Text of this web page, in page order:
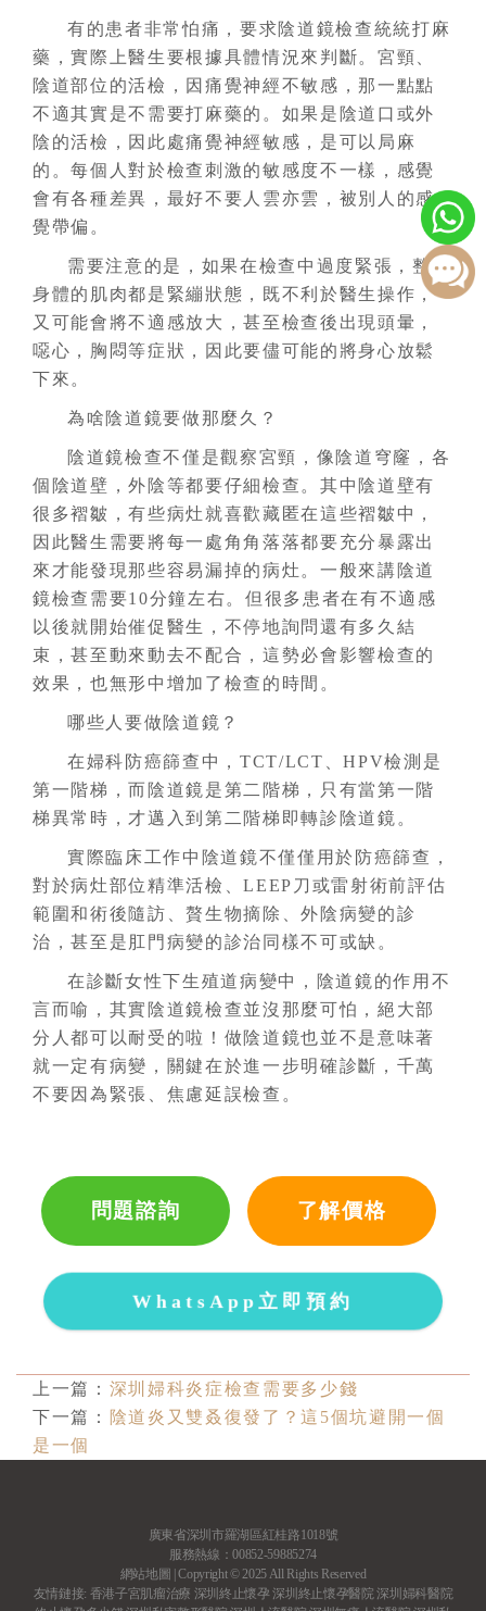
有的患者非常怕痛，要求陰道鏡檢查統統打麻
藥，實際上醫生要根據具體情況來判斷。宮頸、
陰道部位的活檢，因痛覺神經不敏感，那一點點
不適其實是不需要打麻藥的。如果是陰道口或外
陰的活檢，因此處痛覺神經敏感，是可以局麻
的。每個人對於檢查刺激的敏感度不一樣，感覺
會有各種差異，最好不要人雲亦雲，被別人的感
覺帶偏。
需要注意的是，如果在檢查中過度緊張，整個
身體的肌肉都是緊繃狀態，既不利於醫生操作，
又可能會將不適感放大，甚至檢查後出現頭暈，
噁心，胸悶等症狀，因此要儘可能的將身心放鬆
下來。
為啥陰道鏡要做那麼久？
陰道鏡檢查不僅是觀察宮頸，像陰道穹窿，各
個陰道壁，外陰等都要仔細檢查。其中陰道壁有
很多褶皺，有些病灶就喜歡藏匿在這些褶皺中，
因此醫生需要將每一處角角落落都要充分暴露出
來才能發現那些容易漏掉的病灶。一般來講陰道
鏡檢查需要10分鐘左右。但很多患者在有不適感
以後就開始催促醫生，不停地詢問還有多久結
束，甚至動來動去不配合，這勢必會影響檢查的
效果，也無形中增加了檢查的時間。
哪些人要做陰道鏡？
在婦科防癌篩查中，TCT/LCT、HPV檢測是
第一階梯，而陰道鏡是第二階梯，只有當第一階
梯異常時，才邁入到第二階梯即轉診陰道鏡。
實際臨床工作中陰道鏡不僅僅用於防癌篩查，
對於病灶部位精準活檢、LEEP刀或雷射術前評估
範圍和術後隨訪、贅生物摘除、外陰病變的診
治，甚至是肛門病變的診治同樣不可或缺。
在診斷女性下生殖道病變中，陰道鏡的作用不
言而喻，其實陰道鏡檢查並沒那麼可怕，絕大部
分人都可以耐受的啦！做陰道鏡也並不是意味著
就一定有病變，關鍵在於進一步明確診斷，千萬
不要因為緊張、焦慮延誤檢查。
問題諮詢 了解價格
WhatsApp立即預約
上一篇： 深圳婦科炎症檢查需要多少錢
下一篇：
陰道炎又雙叒復發了？這5個坑避開一個
是一個
廣東省深圳市羅湖區紅桂路1018號
服務熱線：00852-59885274
網站地圖 | Copyright © 2025 All Rights Reserved
友情鏈接: 香港子宮肌瘤治療 深圳終止懷孕深圳終止懷孕醫院深圳婦科醫院